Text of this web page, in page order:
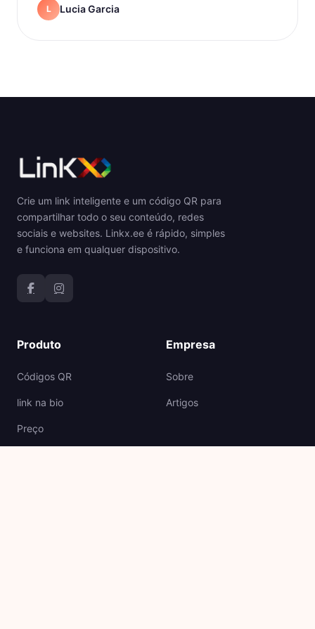
L Lucia Garcia
Crie um link inteligente e um código QR para
compartilhar todo o seu conteúdo, redes
sociais e websites. Linkx.ee é rápido, simples
e funciona em qualquer dispositivo.
Produto
Códigos QR
link na bio
Preço
Empresa
Sobre
Artigos